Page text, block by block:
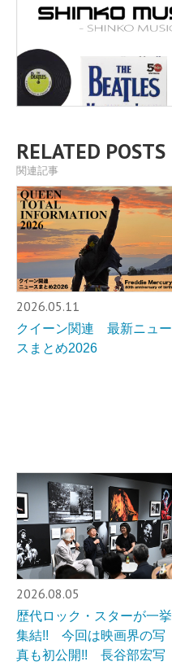
RELATED POSTS
関連記事
2026.05.11
クイーン関連 最新ニュー
スまとめ2026
2026.08.05
歴代ロック・スターが一挙
集結!! 今回は映画界の写
真も初公開!! 長谷部宏写